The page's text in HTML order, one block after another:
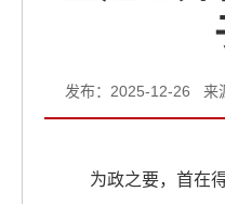
发布：2025-12-26 来
为政之要，首在